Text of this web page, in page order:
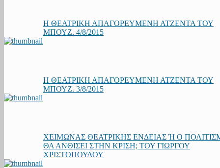
Η ΘΕΑΤΡΙΚΗ ΑΠΑΓΟΡΕΥΜΕΝΗ ΑΤΖΕΝΤΑ ΤΟΥ
ΜΠΟΥΖ. 4/8/2015
Η ΘΕΑΤΡΙΚΗ ΑΠΑΓΟΡΕΥΜΕΝΗ ΑΤΖΕΝΤΑ ΤΟΥ
ΜΠΟΥΖ. 3/8/2015
ΧΕΙΜΩΝΑΣ ΘΕΑΤΡΙΚΗΣ ΕΝΔΕΙΑΣ Ή Ο
ΘΑ ΑΝΘΙΣΕΙ ΣΤΗΝ ΚΡΙΣΗ; ΤΟΥ ΓΙΩΡΓΟΥ
ΧΡΙΣΤΟΠΟΥΛΟΥ